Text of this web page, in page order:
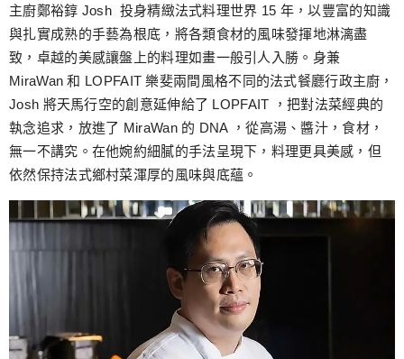
主廚鄭裕錞 Josh 投身精緻法式料理世界 15 年，以豐富的知識
與扎實成熟的手藝為根底，將各類食材的風味發揮地淋漓盡
致，卓越的美感讓盤上的料理如畫一般引人入勝。身兼
MiraWan 和 LOPFAIT 樂斐兩間風格不同的法式餐廳行政主廚，
Josh 將天馬行空的創意延伸給了 LOPFAIT ，把對法菜經典的
執念追求，放進了 MiraWan 的 DNA ，從高湯、醬汁，食材，
無一不講究。在他婉約細膩的手法呈現下，料理更具美感，但
依然保持法式鄉村菜渾厚的風味與底蘊。